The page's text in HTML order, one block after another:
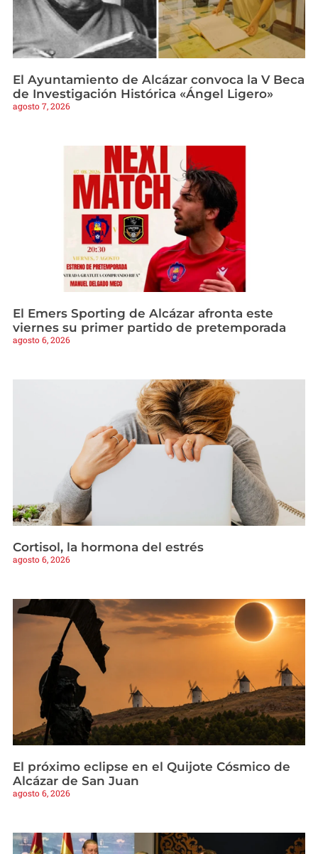
El Ayuntamiento de Alcázar convoca la V Beca
de Investigación Histórica «Ángel Ligero»
agosto 7, 2026
El Emers Sporting de Alcázar afronta este
viernes su primer partido de pretemporada
agosto 6, 2026
Cortisol, la hormona del estrés
agosto 6, 2026
El próximo eclipse en el Quijote Cósmico de
Alcázar de San Juan
agosto 6, 2026